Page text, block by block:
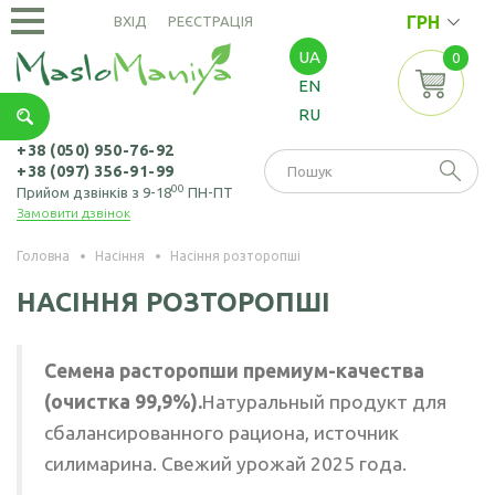
ВХІД РЕЄСТРАЦІЯ ГРН
UA
EN
RU
+38 (050) 950-76-92
+38 (097) 356-91-99
Прийом дзвінків з 9-1800 ПН-ПТ
Замовити дзвінок
0
ОЛІЇ
ХОЛОДНОГО
Амарантова олія
Арахісова олія
кісточок олія
Віноградних
Гірчична олія
Волоського горіха
олія
Кедрового горіха
ОЛІЇ
ЕКСТРАКЦІЙНІ
Амарантова олія
олія
БОРОШНО
Борошно
амарантове
виноградних
кісточок
Борошно гірчичне
НАСІННЯ
Насіння амаранту
Насіння коноплі
Насіння кунжуту
Головна Насіння Насіння розторопші
НАСІННЯ РОЗТОРОПШІ
Семена расторопши премиум-качества
(очистка 99,9%).Натуральный продукт для
сбалансированного рациона, источник
силимарина. Свежий урожай 2025 года.